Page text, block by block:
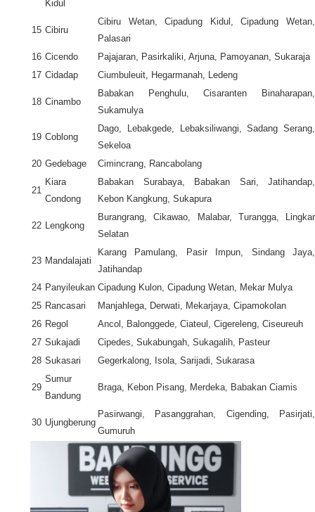
Kidul
15 Cibiru
Cibiru Wetan, Cipadung Kidul, Cipadung Wetan,
Palasari
16 Cicendo
Pajajaran, Pasirkaliki, Arjuna, Pamoyanan, Sukaraja
17 Cidadap Ciumbuleuit, Hegarmanah, Ledeng
18 Cinambo
Babakan Penghulu, Cisaranten Binaharapan,
Sukamulya
19 Coblong
Dago, Lebakgede, Lebaksiliwangi, Sadang Serang,
Sekeloa
20 Gedebage Cimincrang, Rancabolang
21
Kiara
Condong
Babakan Surabaya, Babakan Sari, Jatihandap,
Kebon Kangkung, Sukapura
22 Lengkong
Burangrang, Cikawao, Malabar, Turangga, Lingkar
Selatan
23 Mandalajati
Karang Pamulang, Pasir Impun, Sindang Jaya,
Jatihandap
24 Panyileukan Cipadung Kulon, Cipadung Wetan, Mekar Mulya
25 Rancasari
Manjahlega, Derwati, Mekarjaya, Cipamokolan
26 Regol
Ancol, Balonggede, Ciateul, Cigereleng, Ciseureuh
27 Sukajadi
Cipedes, Sukabungah, Sukagalih, Pasteur
28 Sukasari Gegerkalong, Isola, Sarijadi, Sukarasa
29
Sumur
Bandung
Braga, Kebon Pisang, Merdeka, Babakan Ciamis
30 Ujungberung
Pasirwangi, Pasanggrahan, Cigending, Pasirjati,
Gumuruh